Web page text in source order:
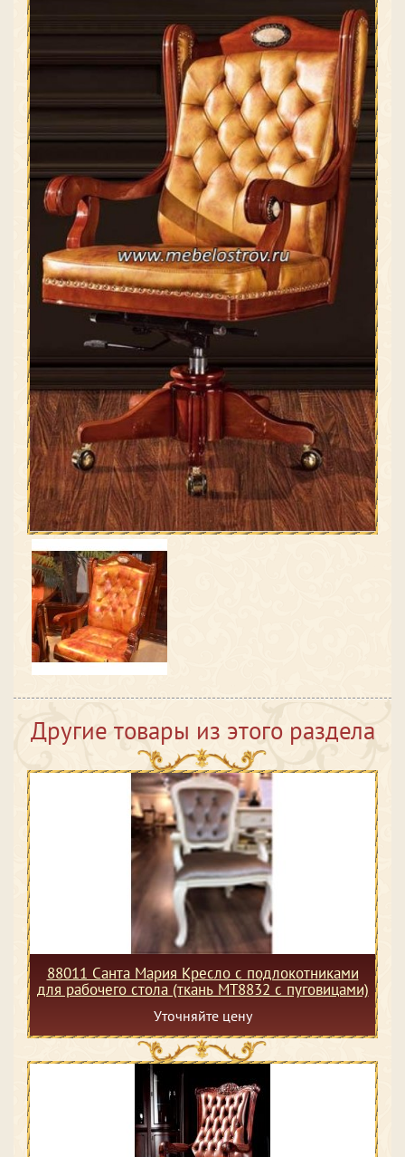
Другие товары из этого раздела
88011 Санта Мария Кресло с подлокотниками
для рабочего стола (ткань МТ8832 с пуговицами)
Уточняйте цену